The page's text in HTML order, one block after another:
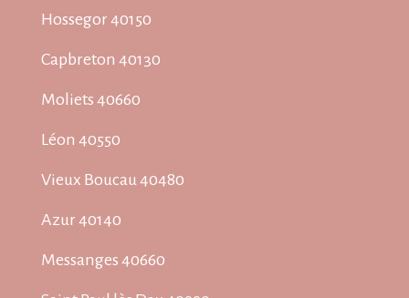
Hossegor 40150
Capbreton 40130
Moliets 40660
Léon 40550
Vieux Boucau 40480
Azur 40140
Messanges 40660